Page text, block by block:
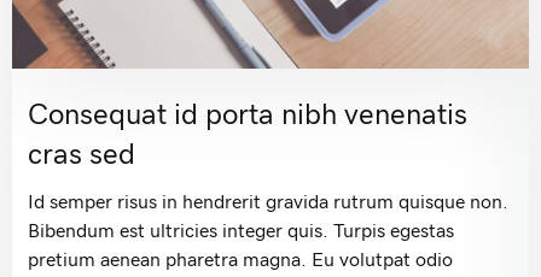
Consequat id porta nibh venenatis
cras sed
Id semper risus in hendrerit gravida rutrum quisque non.
Bibendum est ultricies integer quis. Turpis egestas
pretium aenean pharetra magna. Eu volutpat odio